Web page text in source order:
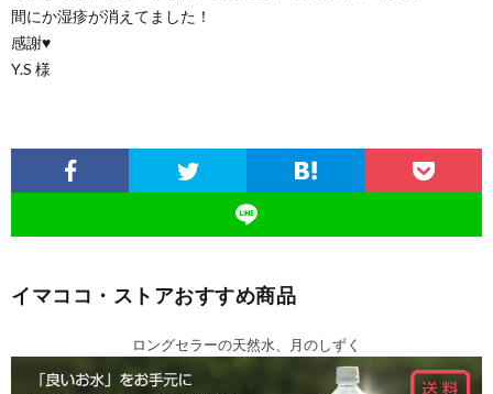
間にか湿疹が消えてました！
感謝♥
Y.S 様
イマココ・ストアおすすめ商品
ロングセラーの天然水、月のしずく